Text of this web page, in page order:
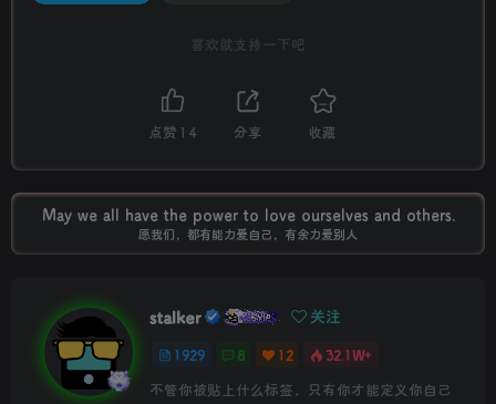
喜欢就支持一下吧
点赞 14 分享 收藏
May we all have the power to love ourselves and others.
愿我们，都有能力爱自己，有余力爱别人
stalker 关注
1929 8 12
32.1W+
不管你被贴上什么标签，只有你才能定义你自己